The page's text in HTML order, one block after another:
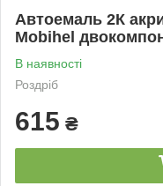
Автоемаль 2К
Mobihel
В наявності
Роздріб
615 ₴